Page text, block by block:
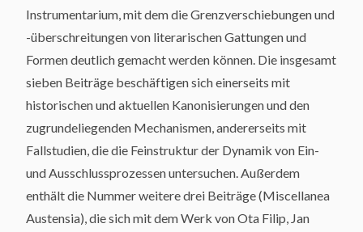
Instrumentarium, mit dem die Grenzverschiebungen und
-überschreitungen von literarischen Gattungen und
Formen deutlich gemacht werden können. Die insgesamt
sieben Beiträge beschäftigen sich einerseits mit
historischen und aktuellen Kanonisierungen und den
zugrundeliegenden Mechanismen, andererseits mit
Fallstudien, die die Feinstruktur der Dynamik von Ein-
und Ausschlussprozessen untersuchen. Außerdem
enthält die Nummer weitere drei Beiträge (Miscellanea
Austensia), die sich mit dem Werk von Ota Filip, Jan